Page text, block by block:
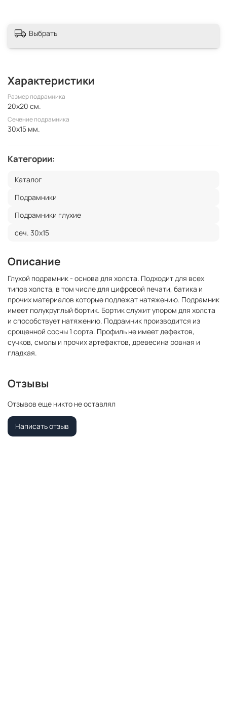
Выбрать
Характеристики
Размер подрамника
20x20 см.
Сечение подрамника
30x15 мм.
Категории:
Каталог
Подрамники
Подрамники глухие
сеч. 30х15
Описание
Глухой подрамник - основа для холста. Подходит для всех
типов холста, в том числе для цифровой печати, батика и
прочих материалов которые подлежат натяжению. Подрамник
имеет полукруглый бортик. Бортик служит упором для холста
и способствует натяжению. Подрамник производится из
срощенной сосны 1 сорта. Профиль не имеет дефектов,
сучков, смолы и прочих артефактов, древесина ровная и
гладкая.
Отзывы
Отзывов еще никто не оставлял
Написать отзыв